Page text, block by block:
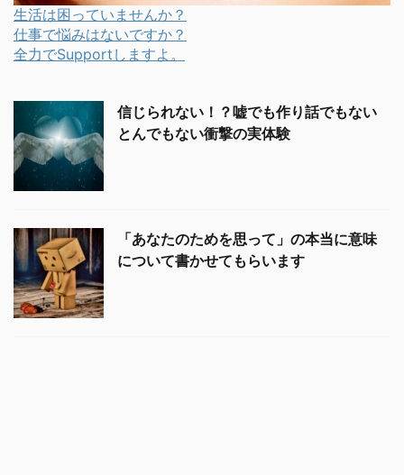
生活は困っていませんか？
仕事で悩みはないですか？
全力でSupportしますよ。
信じられない！？嘘でも作り話でもない
とんでもない衝撃の実体験
「あなたのためを思って」の本当に意味
について書かせてもらいます